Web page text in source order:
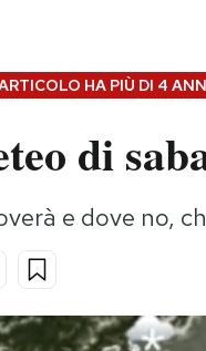
HA PIÙ DI 4
di
e dove no,